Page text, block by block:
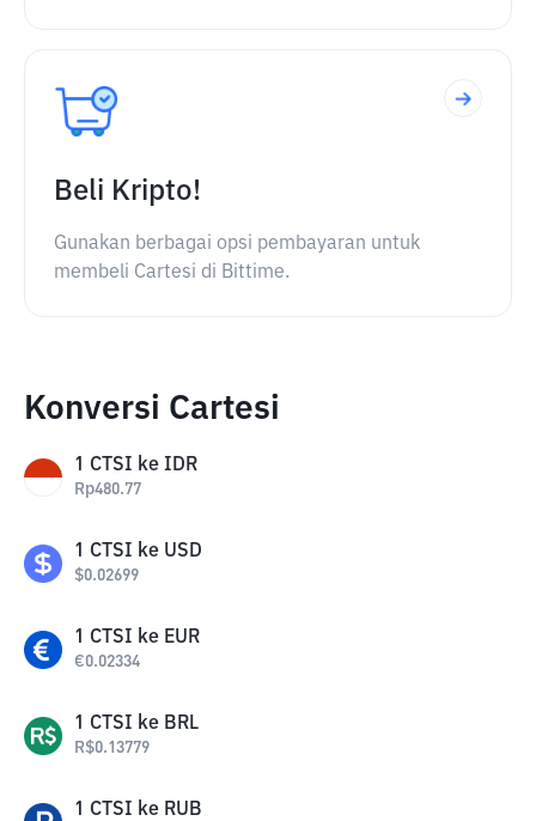
Beli Kripto!
Gunakan berbagai opsi pembayaran untuk
membeli Cartesi di Bittime.
Konversi Cartesi
1 CTSI ke IDR
Rp480.77
1 CTSI ke USD
$0.02699
1 CTSI ke EUR
€0.02334
1 CTSI ke BRL
R$0.13779
1 CTSI ke RUB